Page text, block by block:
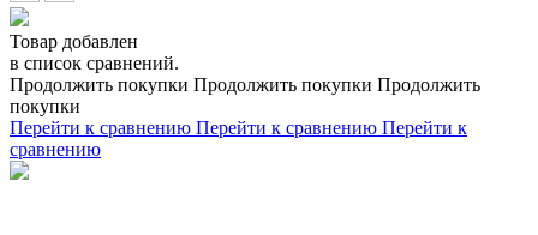
Товар добавлен
в список сравнений.
Продолжить покупки Продолжить покупки Продолжить
покупки
Перейти к сравнению Перейти к сравнению Перейти к
сравнению